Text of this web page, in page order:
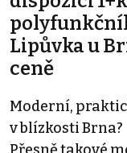
Lipůvka u
ceně
Moderní,
v blízkosti Brna?